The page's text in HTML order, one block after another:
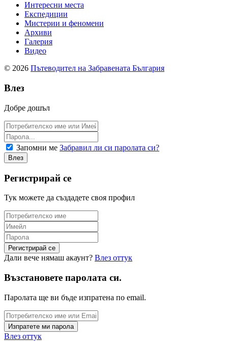
Интересни места
Експедиции
Мистерии и феномени
Архиви
Галерия
Видео
© 2026 Пътеводител на Забравената България
Влез
Добре дошъл
Запомни ме Забравил ли си паролата си?
Регистрирай се
Тук можете да създадете своя профил
Дали вече нямаш акаунт? Влез оттук
Възстановете паролата си.
Паролата ще ви бъде изпратена по email.
Влез оттук